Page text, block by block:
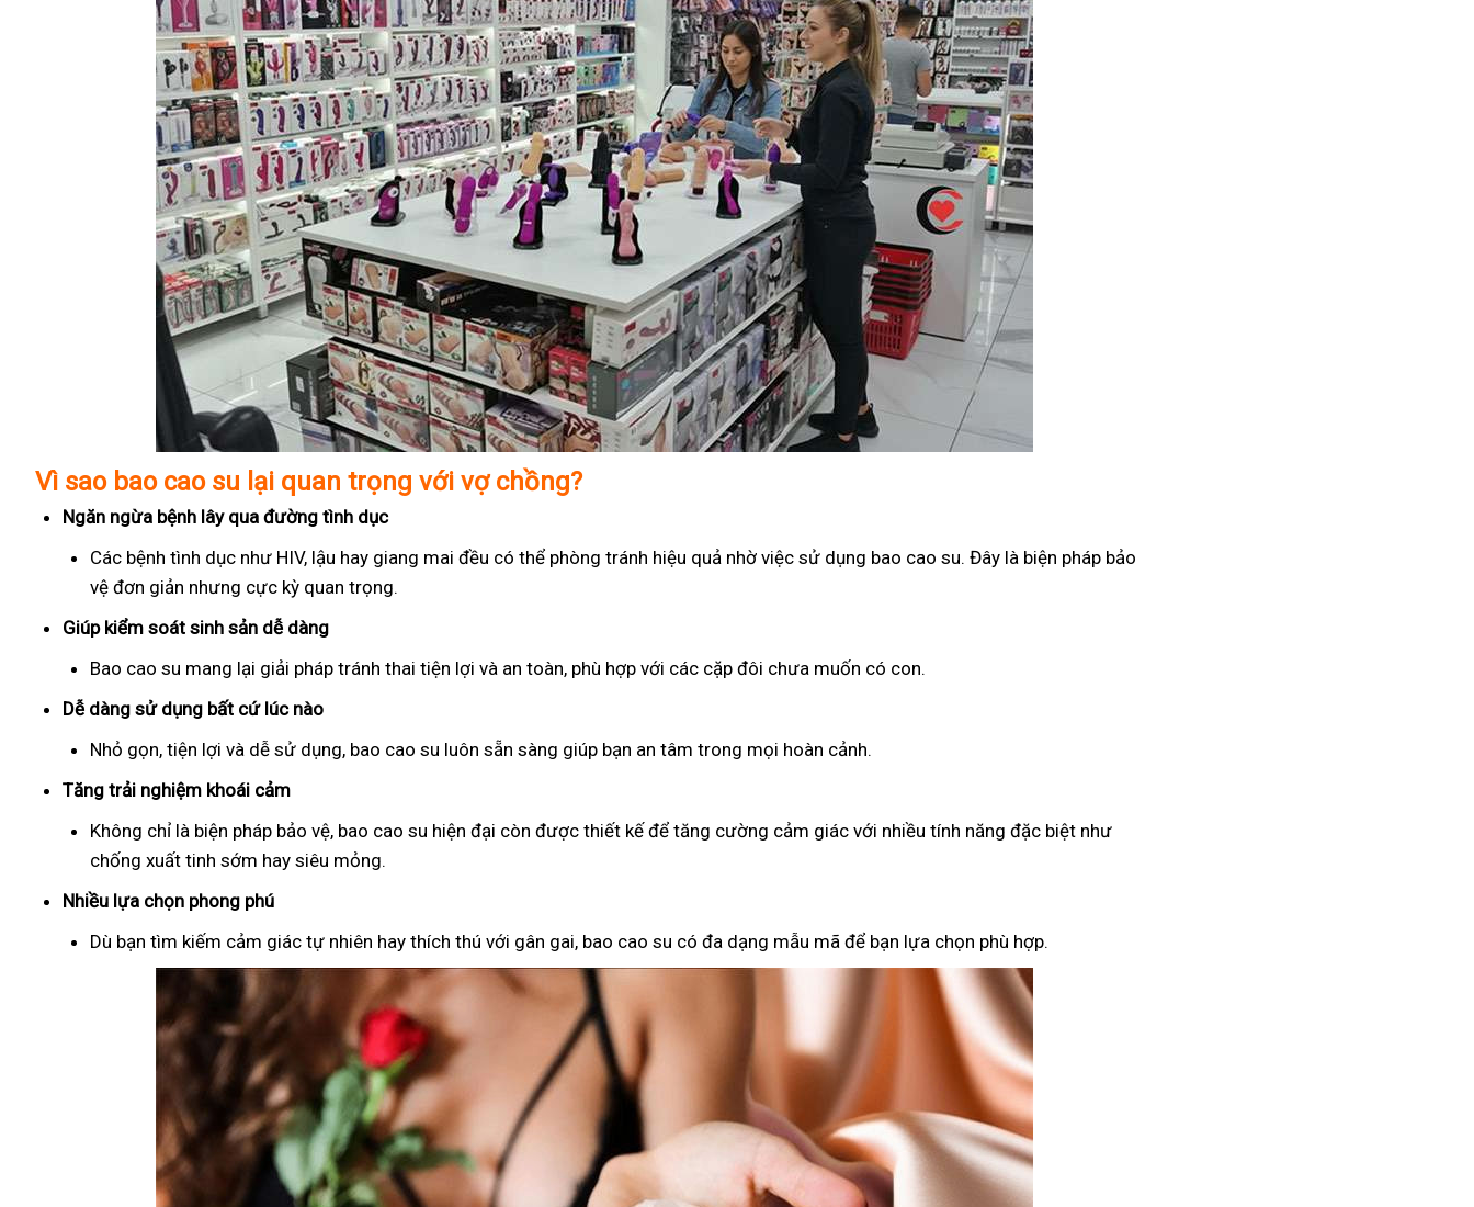
Vì sao bao cao su lại quan trọng với vợ chồng?
Ngăn ngừa bệnh lây qua đường tình dục
Các bệnh tình dục như HIV, lậu hay giang mai đều có thể phòng tránh hiệu quả nhờ việc sử dụng bao cao su. Đây là biện pháp bảo
vệ đơn giản nhưng cực kỳ quan trọng.
Giúp kiểm soát sinh sản dễ dàng
Bao cao su mang lại giải pháp tránh thai tiện lợi và an toàn, phù hợp với các cặp đôi chưa muốn có con.
Dễ dàng sử dụng bất cứ lúc nào
Nhỏ gọn, tiện lợi và dễ sử dụng, bao cao su luôn sẵn sàng giúp bạn an tâm trong mọi hoàn cảnh.
Tăng trải nghiệm khoái cảm
Không chỉ là biện pháp bảo vệ, bao cao su hiện đại còn được thiết kế để tăng cường cảm giác với nhiều tính năng đặc biệt như
chống xuất tinh sớm hay siêu mỏng.
Nhiều lựa chọn phong phú
Dù bạn tìm kiếm cảm giác tự nhiên hay thích thú với gân gai, bao cao su có đa dạng mẫu mã để bạn lựa chọn phù hợp.